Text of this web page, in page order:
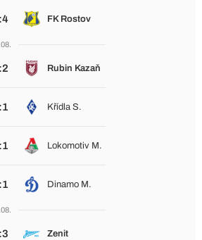
FK Rostov
Rubin Kazaň
Křídla S.
Lokomotiv M.
Dinamo M.
Zenit